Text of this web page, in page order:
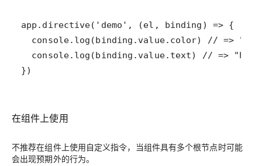
})
在组件上使用
不推荐在组件上使用自定义指令，当组件具有多个根节点时可能
会出现预期外的行为。